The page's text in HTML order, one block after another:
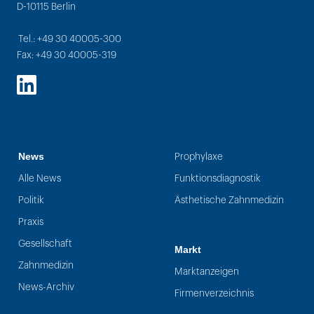
D-10115 Berlin
Tel.: +49 30 40005-300
Fax: +49 30 40005-319
LinkedIn
News
Alle News
Politik
Praxis
Gesellschaft
Zahnmedizin
News-Archiv
Prophylaxe
Funktionsdiagnostik
Ästhetische Zahnmedizin
Markt
Marktanzeigen
Firmenverzeichnis